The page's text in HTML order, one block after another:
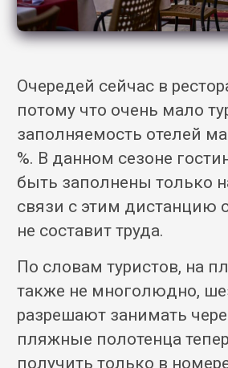
Очередей сейчас в
потому что очень мало
заполняемость отелей
%. В данном сезоне
быть заполнены только
связи с этим дистанцию
не составит труда.
По словам туристов, на
также не многолюдно,
разрешают занимать
пляжные полотенца
получить только в